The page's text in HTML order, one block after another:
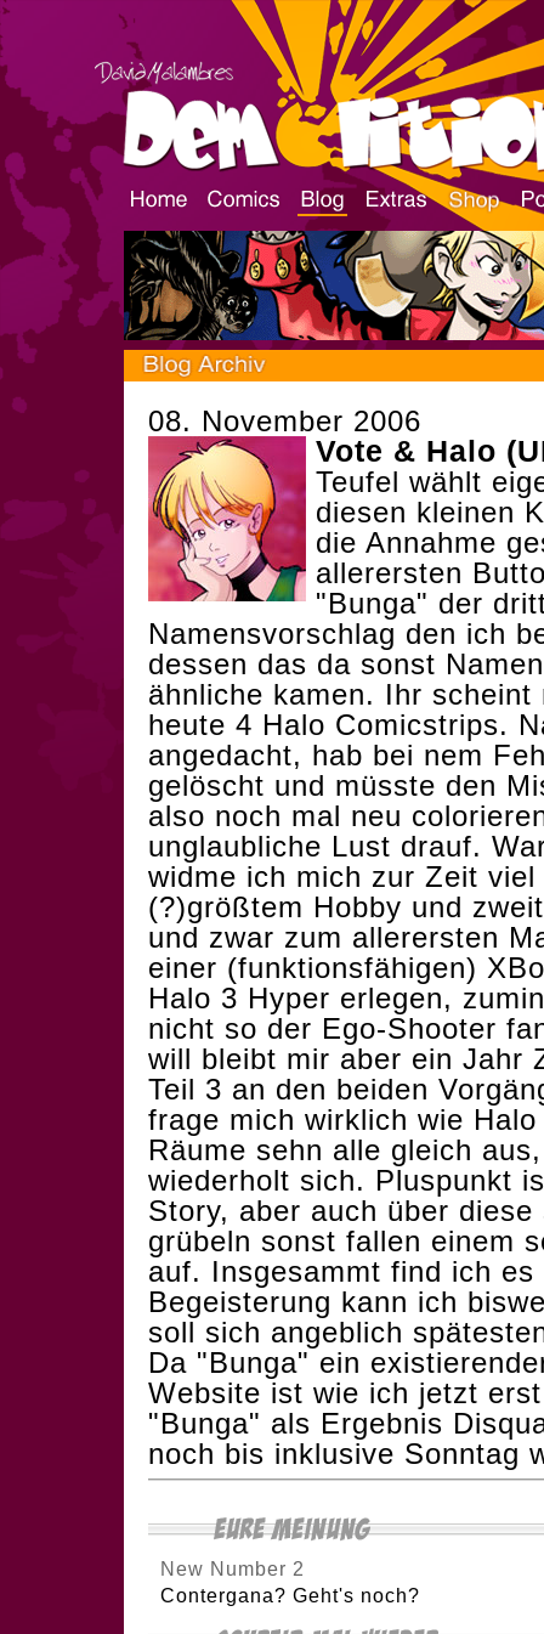
08. November 2006
Vote & Halo
Teufel wählt
diesen kleinen
die Annahme
allerersten
"Bunga" der
Namensvorschlag den ich
dessen das da sonst
ähnliche kamen. Ihr
heute 4 Halo Comicstrips.
angedacht, hab bei nem
gelöscht und müsste den
also noch mal neu
unglaubliche Lust drauf.
widme ich mich zur Zeit
(?)größtem Hobby und
und zwar zum allerersten
einer (funktionsfähigen)
Halo 3 Hyper erlegen,
nicht so der Ego-Shooter
will bleibt mir aber ein Jahr
Teil 3 an den beiden
frage mich wirklich wie
Räume sehn alle gleich
wiederholt sich. Pluspunkt
Story, aber auch über
grübeln sonst fallen einem
auf. Insgesammt find ich
Begeisterung kann ich
soll sich angeblich
Da "Bunga" ein
Website ist wie ich jetzt
"Bunga" als Ergebnis
noch bis inklusive Sonntag
New Number 2
Contergana? Geht's noch?